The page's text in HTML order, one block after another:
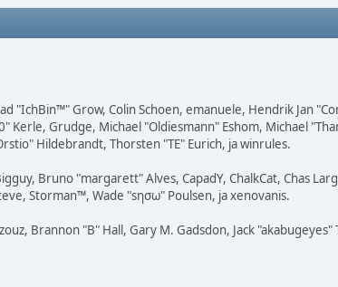
"IchBin™" Grow, Colin Schoen, emanuele, Hendrik Jan
Grudge, Michael "Oldiesmann" Eshom, Michael
Hildebrandt, Thorsten "TE" Eurich, ja winrules.
Bruno "margarett" Alves, CapadY, ChalkCat, Chas
Storman™, Wade "sησω" Poulsen, ja xenovanis.
Brannon "B" Hall, Gary M. Gadsdon, Jack "akabugeyes"